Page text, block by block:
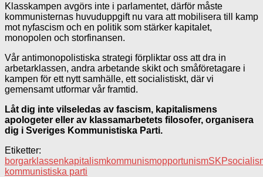
Klasskampen avgörs inte i parlamentet, därför måste
kommunisternas huvuduppgift nu vara att mobilisera till kamp
mot nyfascism och en politik som stärker kapitalet,
monopolen och storfinansen.
Vår antimonopolistiska strategi förpliktar oss att dra in
arbetarklassen, andra arbetande skikt och småföretagare i
kampen för ett nytt samhälle, ett socialistiskt, där vi
gemensamt utformar vår framtid.
Låt dig inte vilseledas av fascism, kapitalismens
apologeter eller av klassamarbetets filosofer, organisera
dig i Sveriges Kommunistiska Parti.
Etiketter:
borgarklassenkapitalismkommunismopportunismSKP
kommunistiska parti